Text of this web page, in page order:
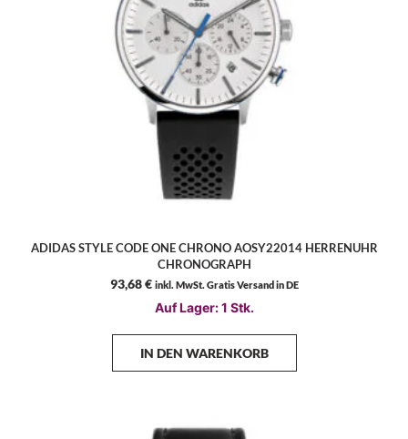
ADIDAS STYLE CODE ONE CHRONO AOSY22014 HERRENUHR
CHRONOGRAPH
93,68€ inkl. MwSt. Gratis Versand in DE
Auf Lager: 1 Stk.
IN DEN WARENKORB